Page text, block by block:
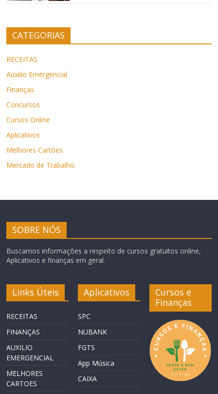
CATEGORIAS
RECEITAS
Auxilio Emergencial
Finanças
Concursos
Cursos Online
Aplicativos
Melhores Cartões
Mercado de Trabalho
SOBRE NÓS
Buscamos informações a respeito de cursos gratuitos online,
Aplicativos e finanças em geral.
Links Úteis
RECEITAS
FINANÇAS
AUXILIO
EMERGENCIAL
MELHORES
CARTOES
Aplicativos
SPC
NUBANK
FGTS
App Música
CAIXA
Cursos e
Finanças